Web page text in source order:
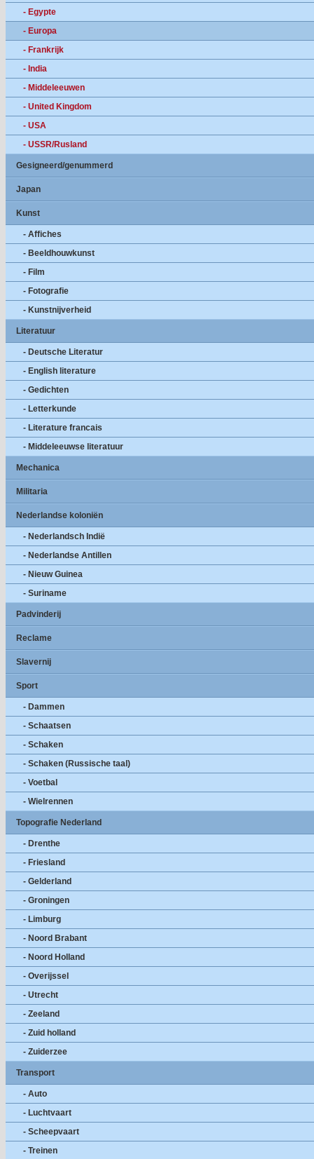
- Egypte
- Europa
- Frankrijk
- India
- Middeleeuwen
- United Kingdom
- USA
- USSR/Rusland
Gesigneerd/genummerd
Japan
Kunst
- Affiches
- Beeldhouwkunst
- Film
- Fotografie
- Kunstnijverheid
Literatuur
- Deutsche Literatur
- English literature
- Gedichten
- Letterkunde
- Literature francais
- Middeleeuwse literatuur
Mechanica
Militaria
Nederlandse koloniën
- Nederlandsch Indië
- Nederlandse Antillen
- Nieuw Guinea
- Suriname
Padvinderij
Reclame
Slavernij
Sport
- Dammen
- Schaatsen
- Schaken
- Schaken (Russische taal)
- Voetbal
- Wielrennen
Topografie Nederland
- Drenthe
- Friesland
- Gelderland
- Groningen
- Limburg
- Noord Brabant
- Noord Holland
- Overijssel
- Utrecht
- Zeeland
- Zuid holland
- Zuiderzee
Transport
- Auto
- Luchtvaart
- Scheepvaart
- Treinen